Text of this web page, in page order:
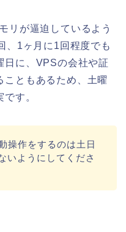
リが逼迫しているよう
、1ヶ月に1回程度でも
日に、VPSの会社や証
こともあるため、土曜
す。
操作をするのは土日
いようにしてくださ